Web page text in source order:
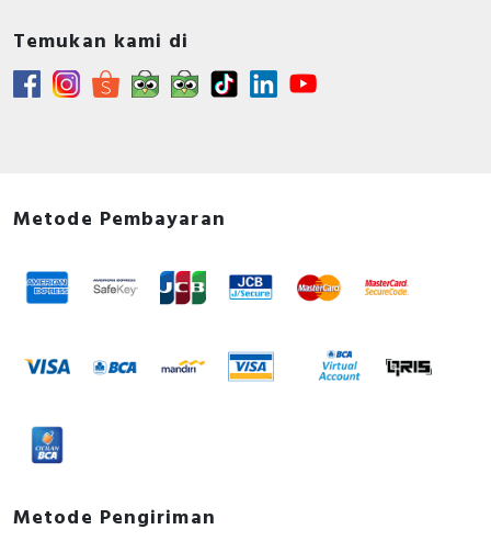
Temukan kami di
Metode Pembayaran
Metode Pengiriman